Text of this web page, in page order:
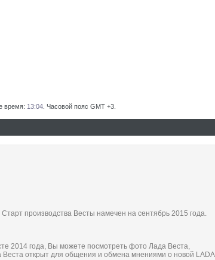
время: 13:04 . Часовой пояс GMT +3.
производства Весты намечен на сентябрь 2015 года.
2014 года, Вы можете посмотреть фото Лада Веста,
Веста открыт для общения и обмена мнениями о новой LADA